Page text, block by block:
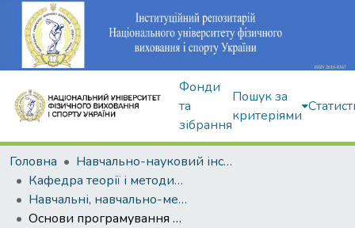
Фонди
та
зібрання
Пошук за
критеріями
Головна
Навчально-науковий інститут здоров'я, реабілітації та фізичного виховання
Кафедра теорії і методики фізичного виховання
Навчальні, навчально-методичні видання
Основи програмування фізкультурно-оздоровчих занять з дитячим контингентом